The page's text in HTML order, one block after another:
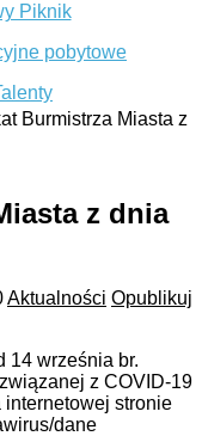
Burmistrza Miasta z
z dnia
Aktualności Opublikuj
14 września br.
z COVID-19
stronie
dane